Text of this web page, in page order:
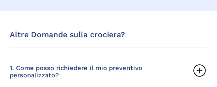
Altre Domande sulla crociera?
1. Come posso richiedere il mio preventivo
personalizzato?